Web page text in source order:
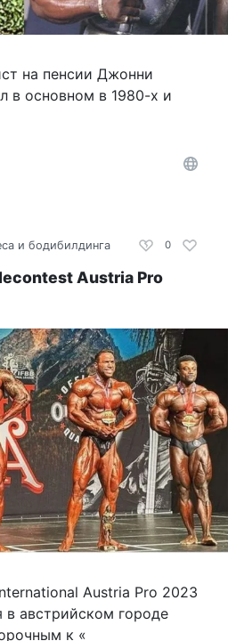
на пенсии Джонни
в основном в 1980-х и
0
и бодибилдинга
Austria Pro
Austria Pro 2023
австрийском городе
к «